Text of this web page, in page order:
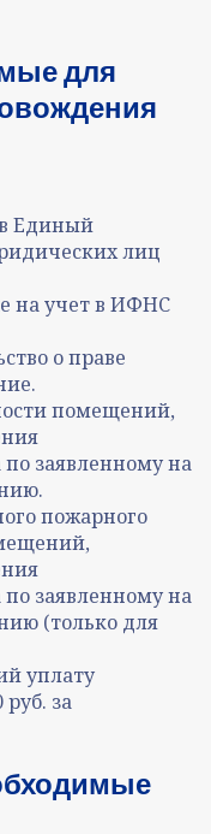
для
Единый
лиц
на учет в ИФНС
о праве
помещений,
по заявленному на
пожарного
по заявленному на
(только для
уплату
за